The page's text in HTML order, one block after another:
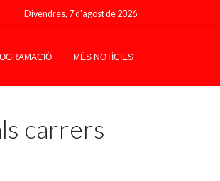
Divendres, 7 d'agost de 2026
MÉS NOTÍCIES
carrers